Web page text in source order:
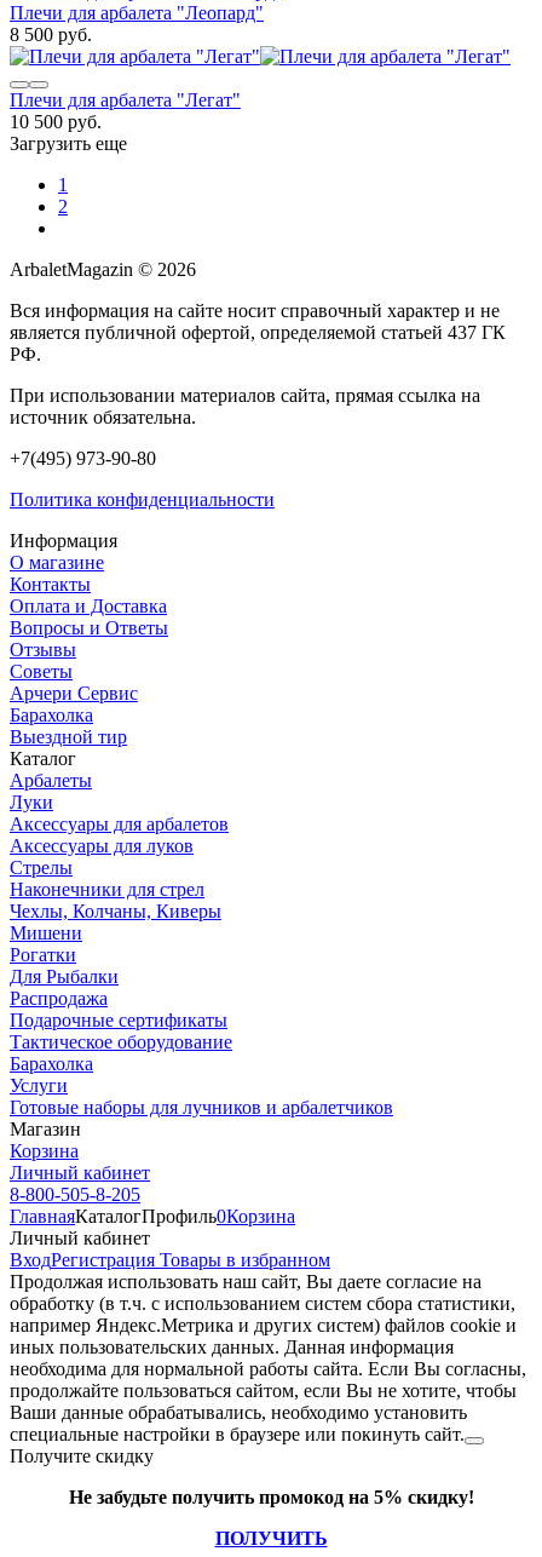
Плечи для арбалета "Леопард"
8 500 руб.
Плечи для арбалета "Легат"
10 500 руб.
Загрузить еще
1
2
ArbaletMagazin © 2026
Вся информация на сайте носит справочный характер и не
является публичной офертой, определяемой статьей 437 ГК
РФ.
При использовании материалов сайта, прямая ссылка на
источник обязательна.
+7(495) 973-90-80
Политика конфиденциальности
Информация
О магазине
Контакты
Оплата и Доставка
Вопросы и Ответы
Отзывы
Советы
Арчери Сервис
Барахолка
Выездной тир
Каталог
Арбалеты
Луки
Аксессуары для арбалетов
Аксессуары для луков
Стрелы
Наконечники для стрел
Чехлы, Колчаны, Киверы
Мишени
Рогатки
Для Рыбалки
Распродажа
Подарочные сертификаты
Тактическое оборудование
Барахолка
Услуги
Готовые наборы для лучников и арбалетчиков
Магазин
Корзина
Личный кабинет
8-800-505-8-205
ГлавнаяКаталогПрофиль0Корзина
Личный кабинет
ВходРегистрация Товары в избранном
Продолжая использовать наш cайт, Вы даете согласие на
обработку (в т.ч. с использованием систем сбора статистики,
например Яндекс.Метрика и других систем) файлов cookie и
иных пользовательских данных. Данная информация
необходима для нормальной работы сайта. Если Вы согласны,
продолжайте пользоваться сайтом, если Вы не хотите, чтобы
Ваши данные обрабатывались, необходимо установить
специальные настройки в браузере или покинуть сайт.
Получите скидку
Не забудьте получить промокод на 5% скидку!
ПОЛУЧИТЬ